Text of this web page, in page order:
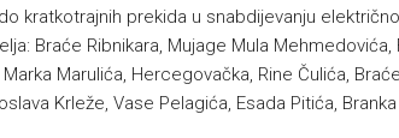
kratkotrajnih prekida u snabdijevanju
Braće Ribnikara, Mujage Mula Mehmedovića,
Marulića, Hercegovačka, Rine Čulića,
Krleže, Vase Pelagića, Esada Pitića,